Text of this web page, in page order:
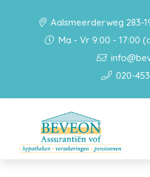
Aalsmeerderweg 283-
Ma - Vr 9:00 - 17:00
020-